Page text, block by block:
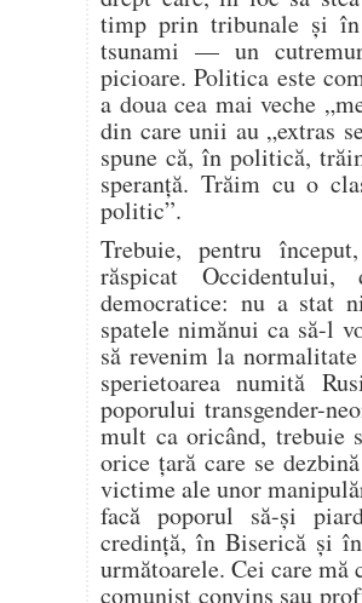
timp prin tribunale și
tsunami — un
picioare. Politica este
a doua cea mai veche
din care unii au „extras
spune că, în politică,
speranță. Trăim cu o
politic”.
Trebuie, pentru
răspicat
democratice: nu a stat
spatele nimănui ca să-l
să revenim la
sperietoarea numită
poporului transgender-
mult ca oricând, trebuie
orice țară care se
victime ale unor
facă poporul să-și
credință, în Biserică și
următoarele. Cei care mă
comunist convins sau